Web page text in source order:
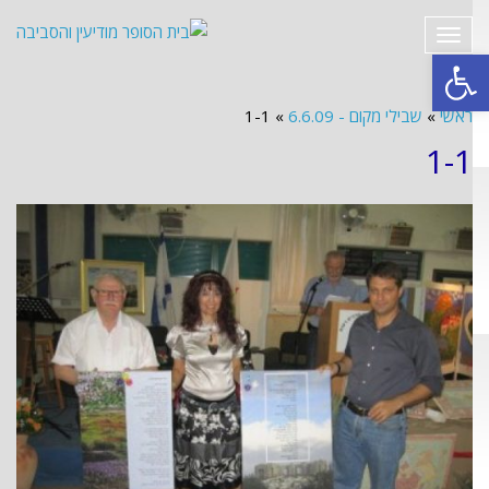
פתח סרגל נגישות
תפריט
ראשי » שבילי מקום - 6.6.09 »
1-1
1-1